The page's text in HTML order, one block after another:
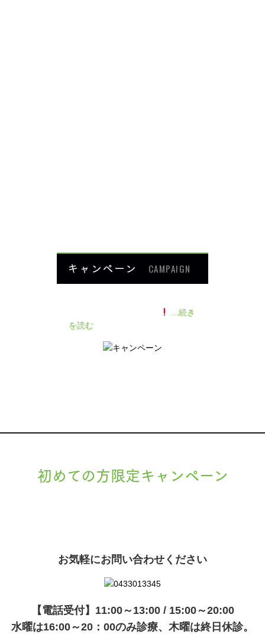
キャンペーン CAMPAIGN
...続き
を読む
初めての方限定キャンペーン
お気軽にお問い合わせください
【電話受付】11:00～13:00 / 15:00～20:00
水曜は16:00～20：00のみ診療、木曜は終日休診。